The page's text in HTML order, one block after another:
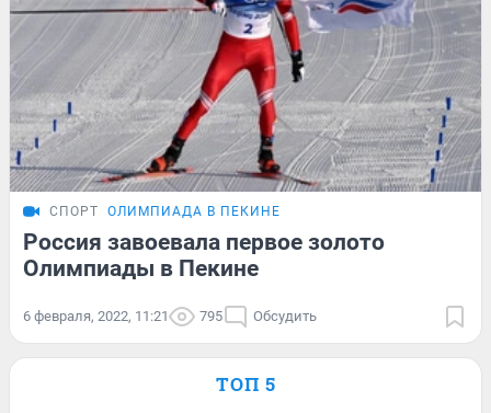
СПОРТ ОЛИМПИАДА В ПЕКИНЕ
Россия завоевала первое золото
Олимпиады в Пекине
6 февраля, 2022, 11:21 795 Обсудить
ТОП 5